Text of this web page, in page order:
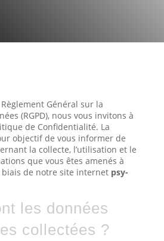
Général sur la
(RGPD), nous vous invitons à
de Confidentialité. La
objectif de vous informer de
la collecte, l’utilisation et le
que vous êtes amenés à
de notre site internet psy-
les données
collectées ?